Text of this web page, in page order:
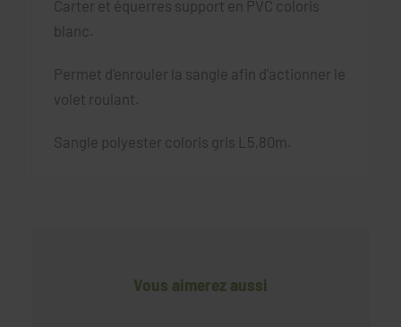
Carter et équerres support en PVC coloris
blanc.
Permet d'enrouler la sangle afin d'actionner le
volet roulant.
Sangle polyester coloris gris L5,80m.
Vous aimerez aussi